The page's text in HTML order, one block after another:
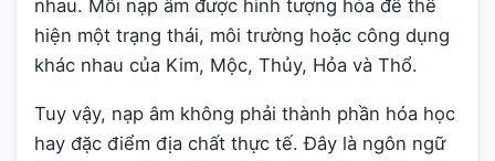
nhau. Mỗi nạp âm được hình tượng hóa để thể
hiện một trạng thái, môi trường hoặc công dụng
khác nhau của Kim, Mộc, Thủy, Hỏa và Thổ.
Tuy vậy, nạp âm không phải thành phần hóa học
hay đặc điểm địa chất thực tế. Đây là ngôn ngữ